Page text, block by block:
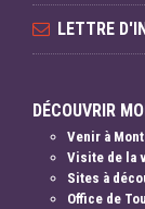
LETTRE
DÉCOUVRIR
Venir à
Visite de la
Sites à
Office de